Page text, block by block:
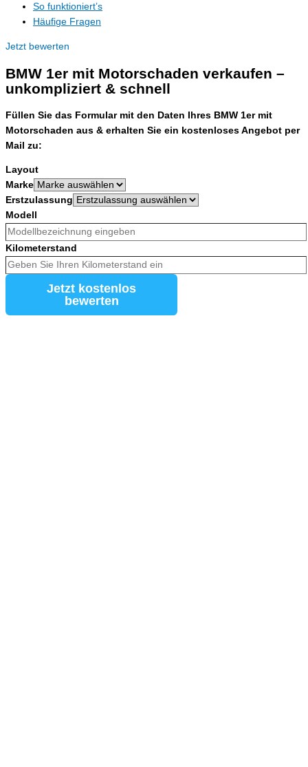
So funktioniert’s
Häufige Fragen
Jetzt bewerten
BMW 1er mit Motorschaden verkaufen –
unkompliziert & schnell
Füllen Sie das Formular mit den Daten Ihres BMW 1er mit
Motorschaden aus & erhalten Sie ein kostenloses Angebot per
Mail zu:
Layout
Marke
Erstzulassung
Modell
Kilometerstand
Jetzt kostenlos
bewerten